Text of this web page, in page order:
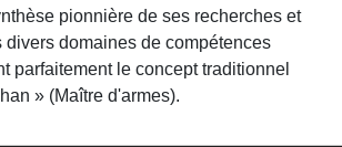
pionnière de ses recherches et
divers domaines de compétences
parfaitement le concept traditionnel
» (Maître d'armes).